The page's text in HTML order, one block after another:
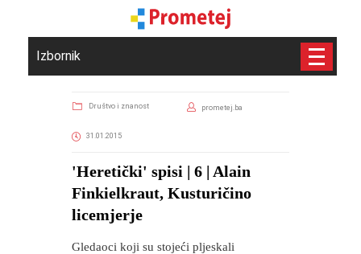
Izbornik
Društvo i znanost prometej.ba
31.01.2015
'Heretički' spisi | 6 | Alain
Finkielkraut, Kusturičino
licemjerje
Gledaoci koji su stojeći pljeskali